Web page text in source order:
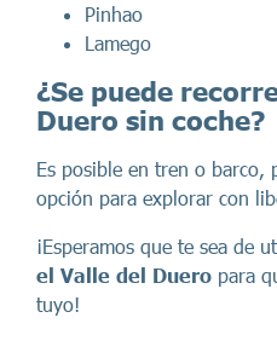
Pinhao
Lamego
¿Se puede
Duero sin coche?
Es posible en tren o barco,
opción para explorar con
¡Esperamos que te sea de
el Valle del Duero para
tuyo!